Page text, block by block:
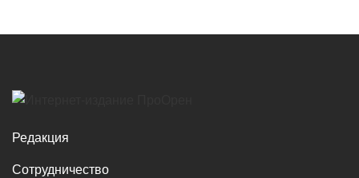
Редакция
Сотрудничество